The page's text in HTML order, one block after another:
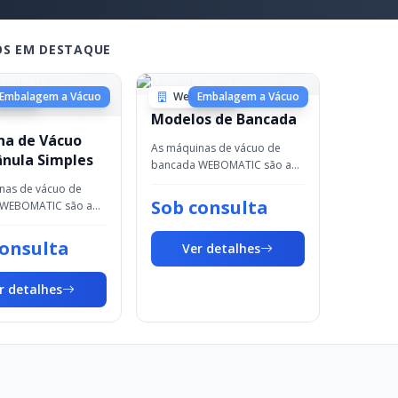
EM DESTAQUE
Embalagem a Vácuo
de Vácuo
Simples
de vácuo de
são a
a vácuo rápida,
segura de
produtos. São
detalhes
Webomatic
Embalagem a Vácuo
Modelos de Bancada
As máquinas de vácuo de
bancada WEBOMATIC são a
embalagem a vácuo rápida,
simples e segura de
pequenos produtos. São
fáceis d...
Sob consulta
Ver detalhes